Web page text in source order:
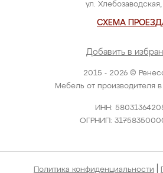
2015 - 2026 ©
Мебель от производителя в
ИНН:
ОГРНИП:
ул. Хлебозаводская,
СХЕМА
Добавить в
Политика конфиденциальности